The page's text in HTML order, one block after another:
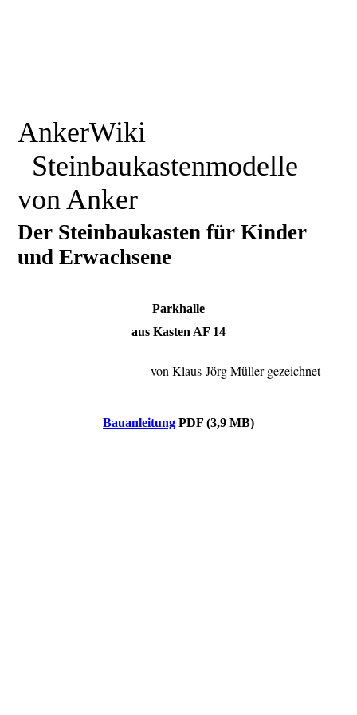
AnkerWiki
Steinbaukastenmodelle
von Anker
Der Steinbaukasten für Kinder
und Erwachsene
Parkhalle
aus Kasten AF 14
von Klaus-Jörg Müller gezeichnet
Bauanleitung PDF (3,9 MB)